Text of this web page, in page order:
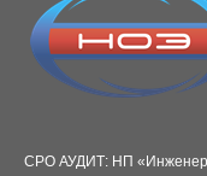
СРО АУДИТ: НП